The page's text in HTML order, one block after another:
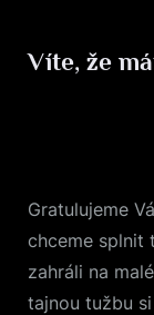
Víte, že
Gratulujeme
chceme splnit
zahráli na
tajnou tužbu